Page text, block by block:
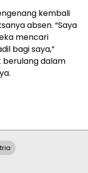
kembali
absen. “Saya
mencari
bagi saya,”
berulang dalam